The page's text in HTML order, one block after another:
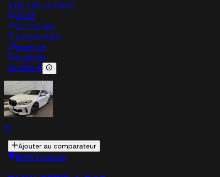
118i 136 ch DKG7
2023
37,737 km
automatique
essence
5 sieges
26 890 €
Ajouter au comparateur
BMW Forbach